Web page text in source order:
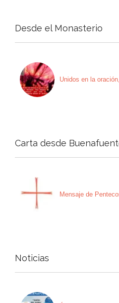
Desde el Monasterio
Unidos en la
Carta desde
Mensaje de
Noticias